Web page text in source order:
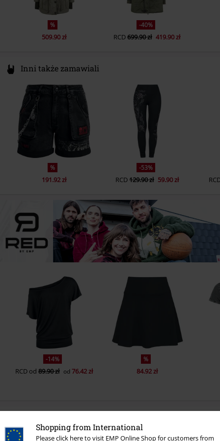
Shopping from International
Please click here to visit EMP Online Shop for customers from
zamkami błyskawicznymi,
Kieszenie Na Ręce
Kieszeń wewnętrzna
%
509.90 zł
-40%
RCD699.90 zł 419.90 zł
Inni także zamawiali
%
191.92 zł
-53%
RCD129.90 zł 59.90 zł
-14%
RCD od 89.90 zł od 76.42 zł
%
84.92 zł